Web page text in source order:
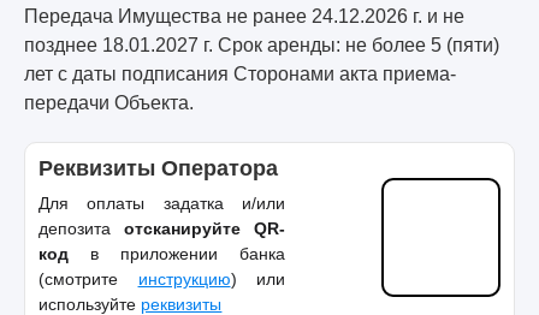
Передача Имущества не ранее 24.12.2026 г. и не
позднее 18.01.2027 г. Срок аренды: не более 5 (пяти)
лет с даты подписания Сторонами акта приема-
передачи Объекта.
Реквизиты Оператора
Для оплаты задатка и/или
депозита отсканируйте QR-
код в приложении банка
(смотрите инструкцию) или
используйте реквизиты